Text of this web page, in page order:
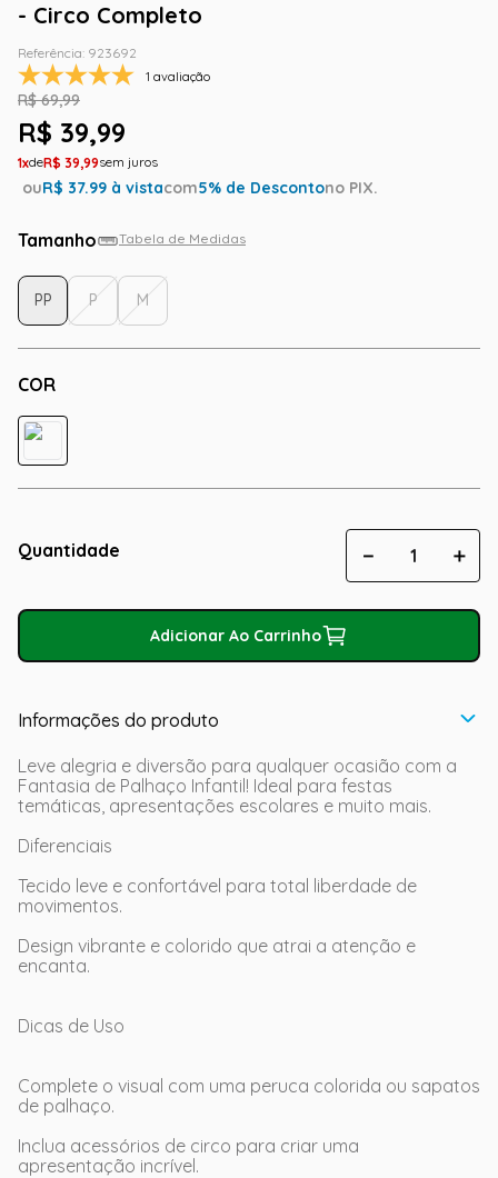
- Circo Completo
Referência: 923692
1 avaliação
R$ 69,99
R$ 39,99
1 R$ 39,99
ouR$ 37.99 à vistacom5% de Descontono PIX.
Tamanho Tabela de Medidas
COR
PP P M
Quantidade ＋
－
Adicionar Ao Carrinho
Informações do produto
Leve alegria e diversão para qualquer ocasião com a
Fantasia de Palhaço Infantil! Ideal para festas
temáticas, apresentações escolares e muito mais.
Diferenciais
Tecido leve e confortável para total liberdade de
movimentos.
Design vibrante e colorido que atrai a atenção e
encanta.
Dicas de Uso
Complete o visual com uma peruca colorida ou sapatos
de palhaço.
Inclua acessórios de circo para criar uma
apresentação incrível.